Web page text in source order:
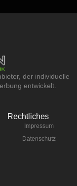
der individuelle
entwickelt.
Rechtliches
Impressum
Datenschutz